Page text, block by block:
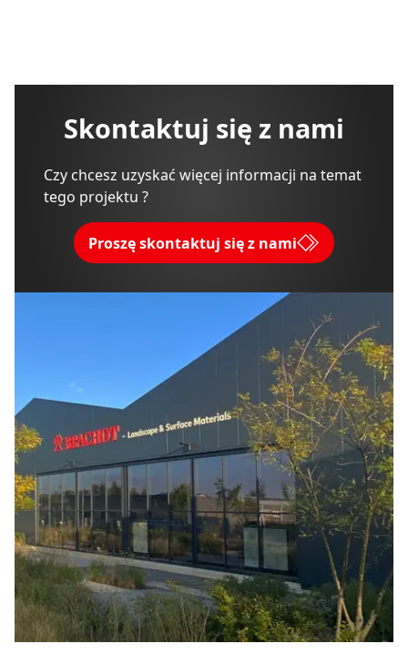
Skontaktuj się z nami
Czy chcesz uzyskać więcej informacji na temat
tego projektu ?
Proszę skontaktuj się z nami